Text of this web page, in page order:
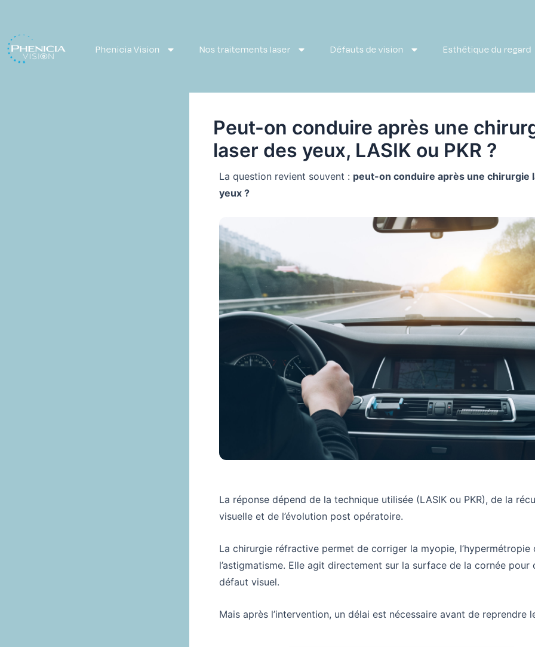
contenu
Phenicia Vision Nos traitements laser Défauts de vision Esthétique du regard
Peut-on conduire après une
laser des yeux, LASIK ou PKR ?
La question revient souvent : peut-on conduire après une chirurgie
yeux ?
La réponse dépend de la technique utilisée (LASIK ou PKR), de la
visuelle et de l’évolution post opératoire.
La chirurgie réfractive permet de corriger la myopie, l’hypermétropie
l’astigmatisme. Elle agit directement sur la surface de la cornée pour
défaut visuel.
Mais après l’intervention, un délai est nécessaire avant de reprendre